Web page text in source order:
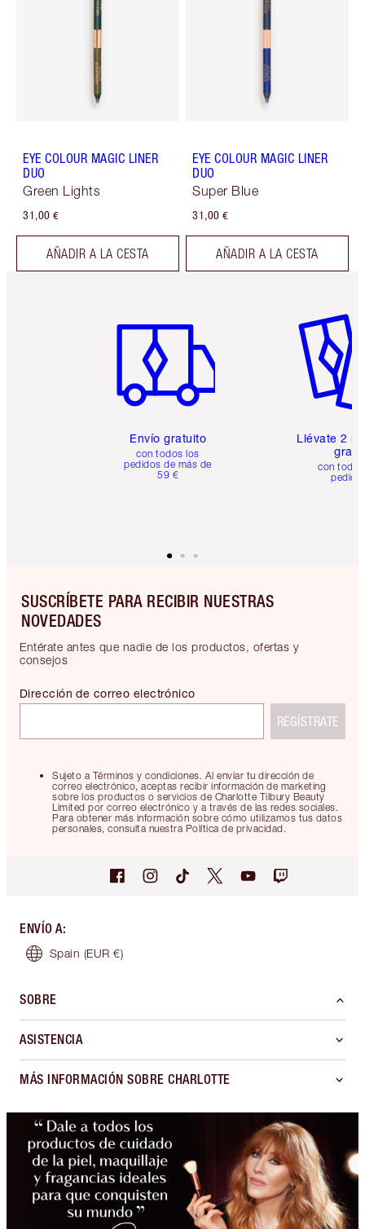
EYE COLOUR MAGIC LINER
DUO
Green Lights
31,00 €
AÑADIR A LA CESTA
EYE COLOUR MAGIC LINER
DUO
Super Blue
31,00 €
AÑADIR A LA CESTA
Envío gratuito
con todos los
pedidos de más de
59 €
Llévate 2
gratis
con
SUSCRÍBETE PARA RECIBIR NUESTRAS
NOVEDADES
Entérate antes que nadie de los productos, ofertas y
consejos
Sujeto a Términos y condiciones. Al enviar tu dirección de
correo electrónico, aceptas recibir información de marketing
sobre los productos o servicios de Charlotte Tilbury Beauty
Limited por correo electrónico y a través de las redes sociales.
Para obtener más información sobre cómo utilizamos tus datos
personales, consulta nuestra Política de privacidad.
Dirección de correo electrónico
REGÍSTRATE
ENVÍO A:
Spain (EUR €)
SOBRE
ASISTENCIA
MÁS INFORMACIÓN SOBRE CHARLOTTE